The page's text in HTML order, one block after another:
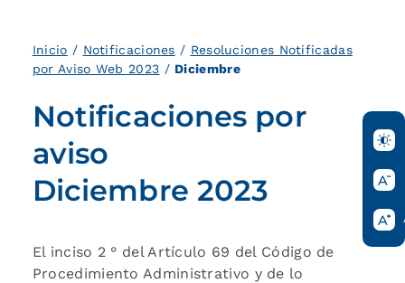
Inicio / Notificaciones / Resoluciones Notificadas
por Aviso Web 2023 / Diciembre
Notificaciones por
aviso
Diciembre 2023
El inciso 2 ° del Artículo 69 del Código de
Procedimiento Administrativo y de lo